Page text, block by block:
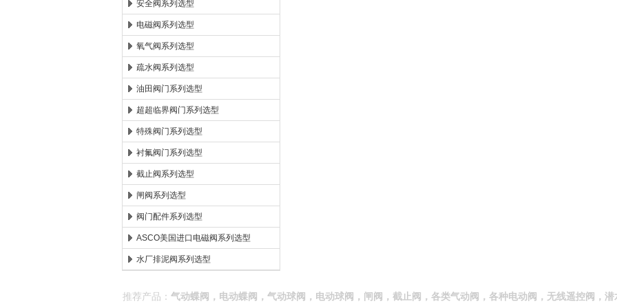
安全阀系列选型
电磁阀系列选型
氧气阀系列选型
疏水阀系列选型
油田阀门系列选型
超超临界阀门系列选型
特殊阀门系列选型
衬氟阀门系列选型
截止阀系列选型
闸阀系列选型
阀门配件系列选型
ASCO美国进口电磁阀系列选型
水厂排泥阀系列选型
推荐产品： 气动蝶阀，电动蝶阀，气动球阀，电动球阀，闸阀，截止阀，各类气动阀，各种电动阀，无线遥控阀，